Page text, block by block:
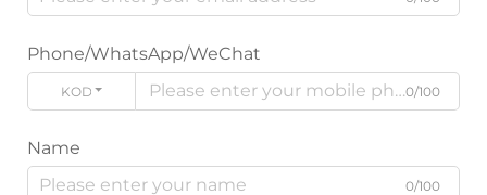
Phone/WhatsApp/WeChat
KODE 0/100
Name
0/100